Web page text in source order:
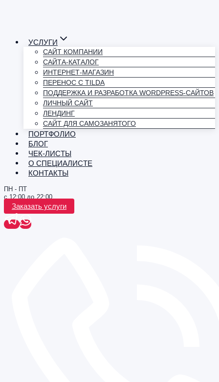
УСЛУГИ
САЙТ КОМПАНИИ
САЙТА-КАТАЛОГ
ИНТЕРНЕТ-МАГАЗИН
ПЕРЕНОС С TILDA
ПОДДЕРЖКА И РАЗРАБОТКА WORDPRESS-САЙТОВ
ЛИЧНЫЙ САЙТ
ЛЕНДИНГ
САЙТ ДЛЯ САМОЗАНЯТОГО
ПОРТФОЛИО
БЛОГ
ЧЕК-ЛИСТЫ
О СПЕЦИАЛИСТЕ
КОНТАКТЫ
ПН - ПТ
с 12:00 до 22:00
Заказать услуги